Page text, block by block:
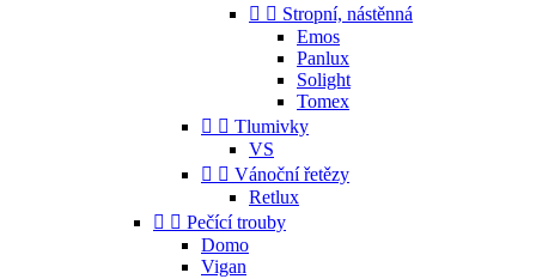
  Stropní, nástěnná
Emos
Panlux
Solight
Tomex
  Tlumivky
VS
  Vánoční řetězy
Retlux
  Pečící trouby
Domo
Vigan